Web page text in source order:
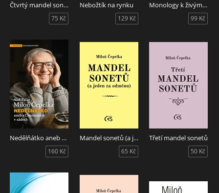
Čtvrtý mandel sonetů
75 Kč
Nebožtík na rynku
129 Kč
Monology k živým i mrtvým
99 Kč
Nedělňátko aneb s Cimrmanem v zádech
160 Kč
Mandel sonetů (a jeden za odměnu)
65 Kč
Třetí mandel sonetů
50 Kč